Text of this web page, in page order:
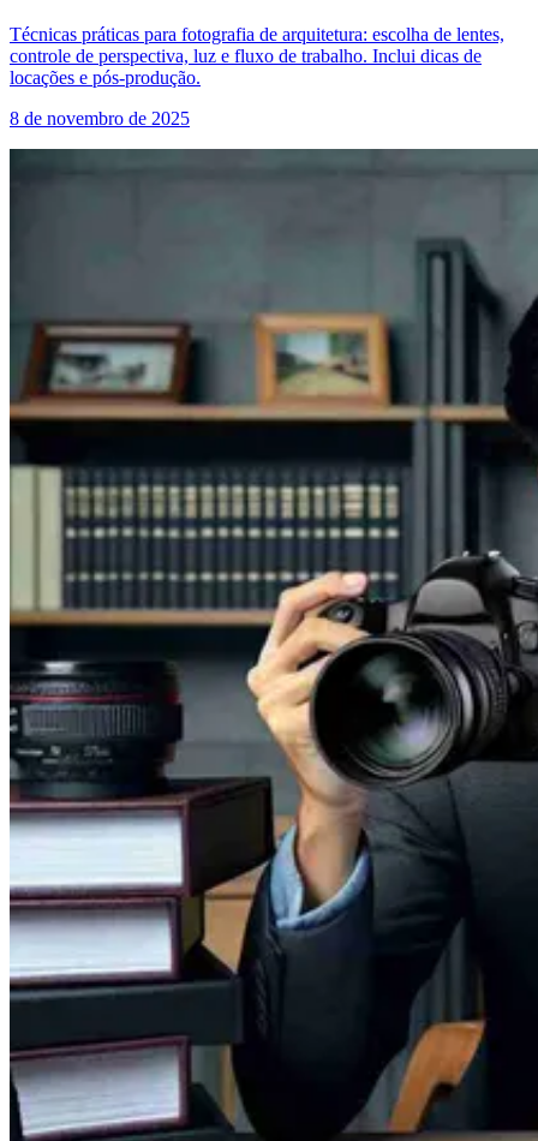
Técnicas práticas para fotografia de arquitetura: escolha de lentes,
controle de perspectiva, luz e fluxo de trabalho. Inclui dicas de
locações e pós-produção.
8 de novembro de 2025